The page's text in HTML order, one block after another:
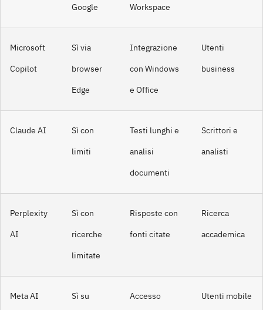
Google Workspace
Microsoft
Copilot
Sì via
browser
Edge
Integrazione
con Windows
e Office
Utenti
business
Claude AI
Sì con
limiti
Testi lunghi e
analisi
documenti
Scrittori e
analisti
Perplexity
AI
Sì con
ricerche
limitate
Risposte con
fonti citate
Ricerca
accademica
Meta AI
Sì su
Accesso
Utenti mobile